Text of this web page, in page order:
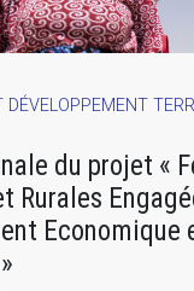
DÉVELOPPEMENT
du projet «
Rurales